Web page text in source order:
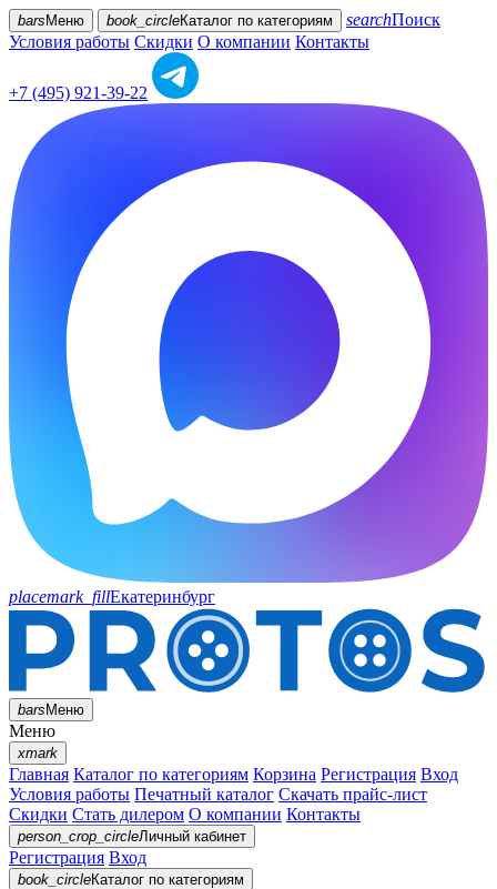
bars Меню book_circleКаталог по категориям searchПоиск
Условия работы Скидки О компании Контакты
+7 (495) 921-39-22
placemark_fillЕкатеринбург
barsМеню
Меню
xmark
Главная Каталог по категориям Корзина Регистрация Вход
Условия работы Печатный каталог Скачать прайс-лист
Скидки Стать дилером О компании Контакты
person_crop_circleЛичный кабинет
Регистрация Вход
book_circleКаталог по категориям